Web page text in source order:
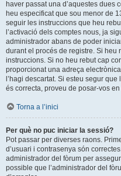
haver passat una d’aquestes dues
heu especificat que sou menor de
seguir les instruccions que heu
l’activació dels comptes nous, ja
administrador abans de poder
durant el procés de registre. Si heu
instruccions. Si no heu rebut cap
proporcionat una adreça
l’hagi descartat. Si esteu segur
és correcta, proveu de posar-vos
Torna a l’inici
Per què no puc iniciar la sessió?
Pot passar per diverses raons.
d’usuari i contrasenya són
administrador del fòrum per
possible que l’administrador del